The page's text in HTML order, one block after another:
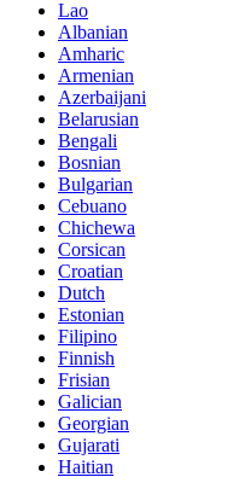
Lao
Albanian
Amharic
Armenian
Azerbaijani
Belarusian
Bengali
Bosnian
Bulgarian
Cebuano
Chichewa
Corsican
Croatian
Dutch
Estonian
Filipino
Finnish
Frisian
Galician
Georgian
Gujarati
Haitian